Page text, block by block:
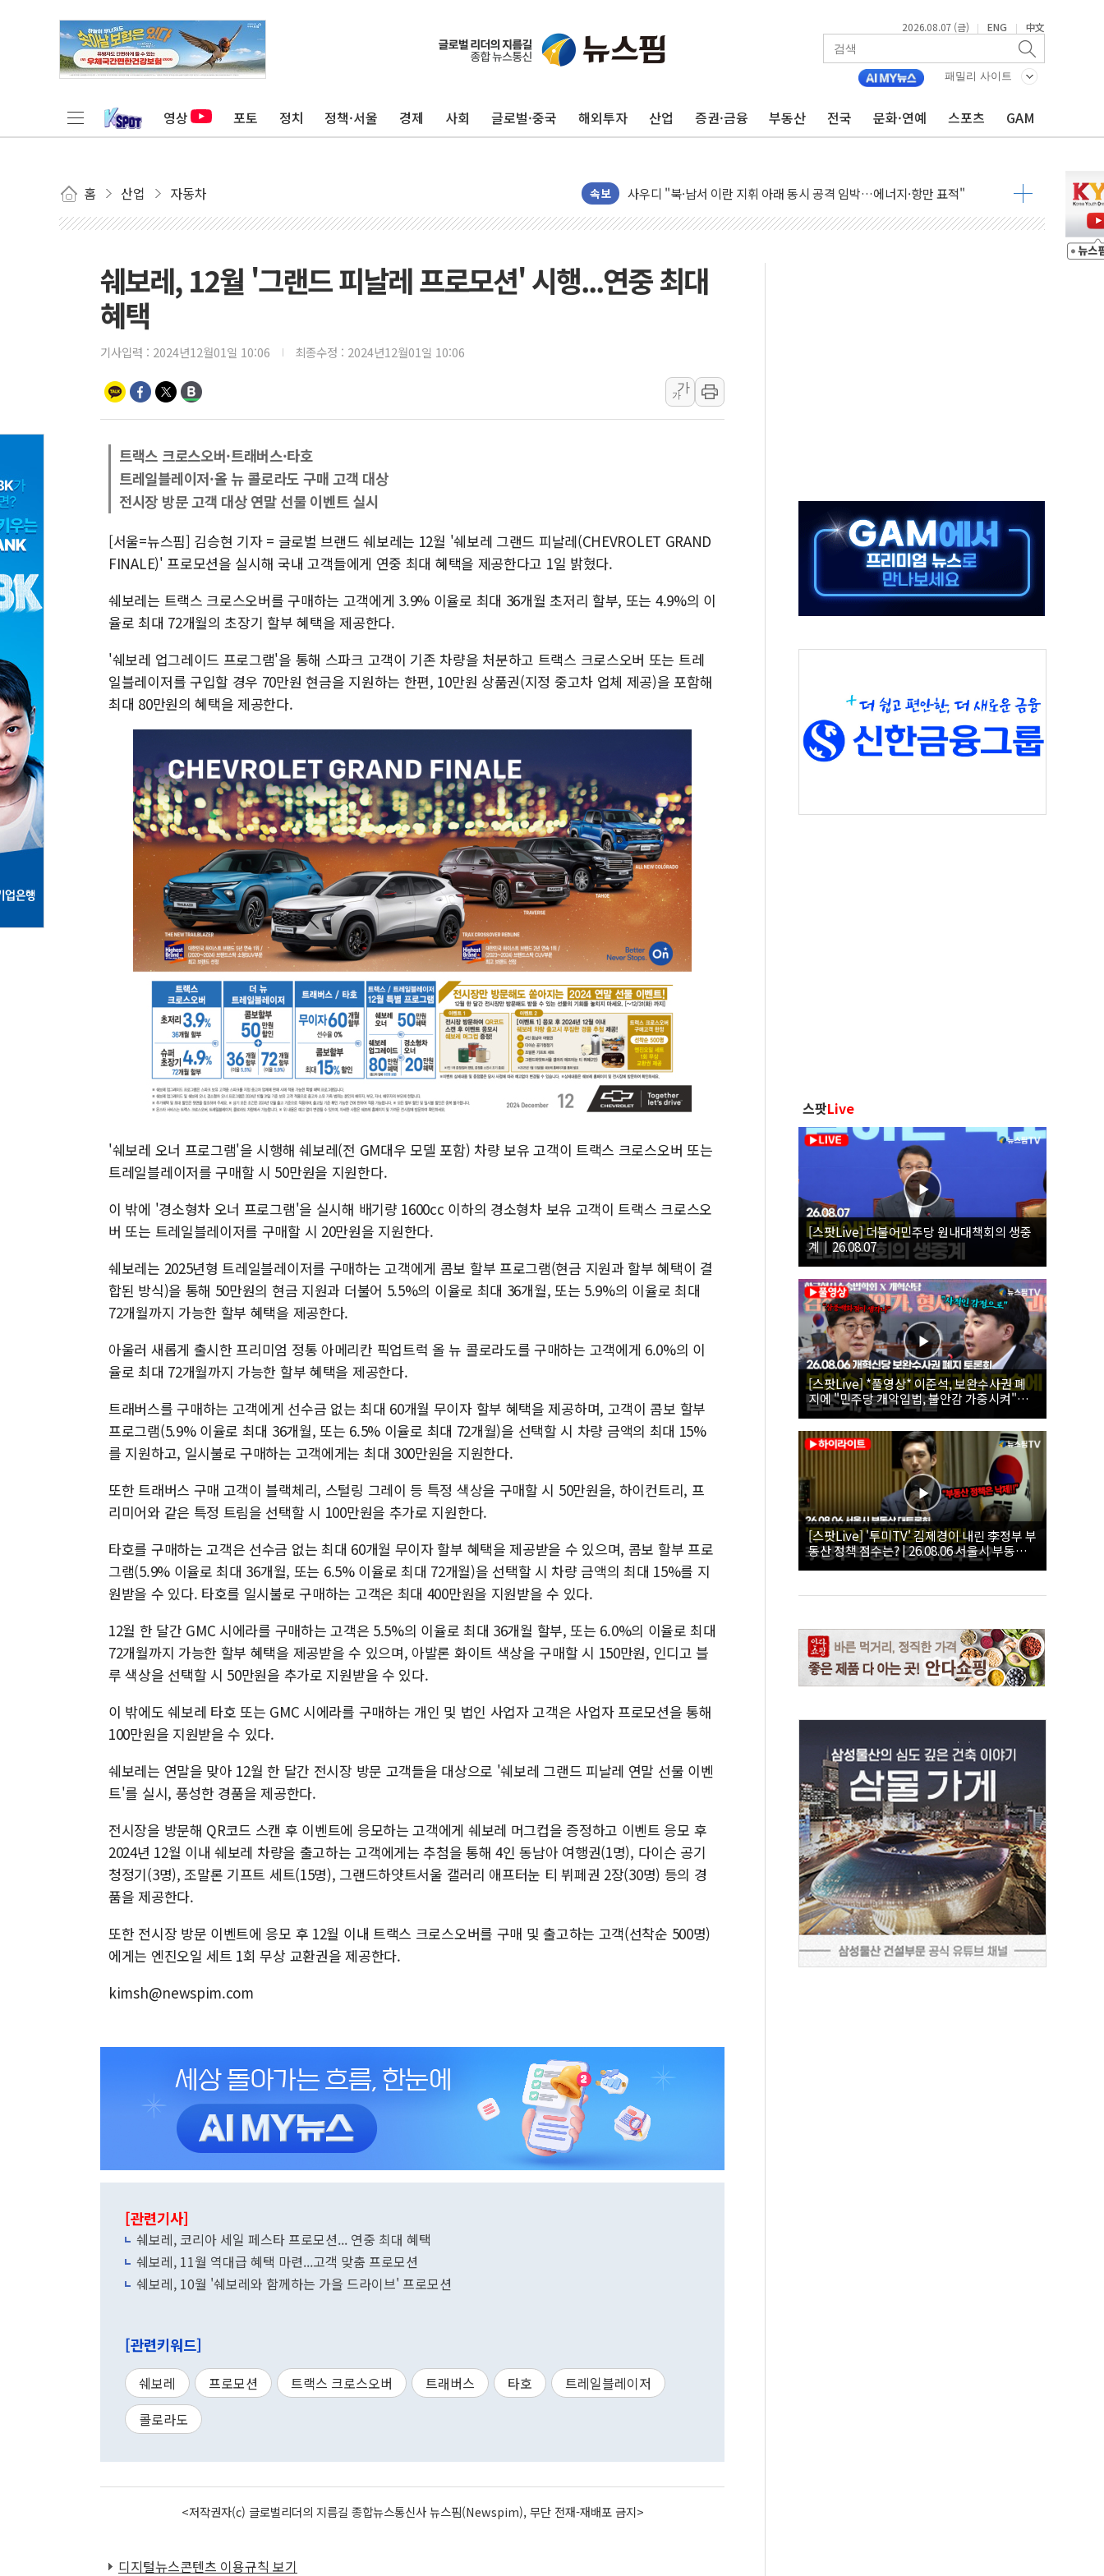
2026.08.07 (금) | ENG | 中文
패밀리 사이트
영상 포토 정치 정책·서울 경제 사회 글로벌·중국 해외투자 산업 증권·금융 부동산 전국 문화·연예 스포츠 GAM
홈 산업 자동차 속보
새온, '자율주행자동차 AI 미션 챌린지' 성료
오에스피, '세계 고양이의 날' 맞아 네이버와 대규모 프로모션
GLN인터내셔널, 방한 외국인 QR결제 서비스 확장 나선다
에이치시티 "에이치엔에이치바이오, 휴믹 흡수합병 완료"
폭염에 하루 온열질환자 208명…누적 사망자 23명·가축 83만마리 폐사
세븐일레븐, 쿠팡이츠와 손잡고 퀵커머스 확대
네이버, AI 투자로 숨 고르기…매출 16% 늘고 영업이익은 제자리
카카오스타일 지그재그, '직잭뷰티 페스타'…최대 91% 할인
[브라질증시] 금리 인하에도 추가 완화 불확실성에 1.2% 하락 마감
[뉴스핌 이 시각 PICK] 李, 오늘 부동산 2차 회의 外
카드사 고객 유입 창구 된 '트래블카드'…휴가철 넘어 장기 고객 묶는다
제나벨, 배우 공승연 브랜드 모델 발탁… 부산 광안서 약국 팝업스토어 운영
쉐보레, 12월 '그랜드 피날레 프로모션' 시행...연중 최대
혜택
기사입력 : 2024년12월01일 10:06 최종수정 : 2024년12월01일 10:06
가
가
트랙스 크로스오버·트래버스·타호
트레일블레이저·올 뉴 콜로라도 구매 고객 대상
전시장 방문 고객 대상 연말 선물 이벤트 실시
[서울=뉴스핌] 김승현 기자 = 글로벌 브랜드 쉐보레는 12월 '쉐보레 그랜드 피날레(CHEVROLET GRAND
FINALE)' 프로모션을 실시해 국내 고객들에게 연중 최대 혜택을 제공한다고 1일 밝혔다.
쉐보레는 트랙스 크로스오버를 구매하는 고객에게 3.9% 이율로 최대 36개월 초저리 할부, 또는 4.9%의 이
율로 최대 72개월의 초장기 할부 혜택을 제공한다.
'쉐보레 업그레이드 프로그램'을 통해 스파크 고객이 기존 차량을 처분하고 트랙스 크로스오버 또는 트레
일블레이저를 구입할 경우 70만원 현금을 지원하는 한편, 10만원 상품권(지정 중고차 업체 제공)을 포함해
최대 80만원의 혜택을 제공한다.
'쉐보레 오너 프로그램'을 시행해 쉐보레(전 GM대우 모델 포함) 차량 보유 고객이 트랙스 크로스오버 또는
트레일블레이저를 구매할 시 50만원을 지원한다.
이 밖에 '경소형차 오너 프로그램'을 실시해 배기량 1600cc 이하의 경소형차 보유 고객이 트랙스 크로스오
버 또는 트레일블레이저를 구매할 시 20만원을 지원한다.
쉐보레는 2025년형 트레일블레이저를 구매하는 고객에게 콤보 할부 프로그램(현금 지원과 할부 혜택이 결
합된 방식)을 통해 50만원의 현금 지원과 더불어 5.5%의 이율로 최대 36개월, 또는 5.9%의 이율로 최대
72개월까지 가능한 할부 혜택을 제공한다.
아울러 새롭게 출시한 프리미엄 정통 아메리칸 픽업트럭 올 뉴 콜로라도를 구매하는 고객에게 6.0%의 이
율로 최대 72개월까지 가능한 할부 혜택을 제공한다.
트래버스를 구매하는 고객에게 선수금 없는 최대 60개월 무이자 할부 혜택을 제공하며, 고객이 콤보 할부
프로그램(5.9% 이율로 최대 36개월, 또는 6.5% 이율로 최대 72개월)을 선택할 시 차량 금액의 최대 15%
를 지원하고, 일시불로 구매하는 고객에게는 최대 300만원을 지원한다.
또한 트래버스 구매 고객이 블랙체리, 스털링 그레이 등 특정 색상을 구매할 시 50만원을, 하이컨트리, 프
리미어와 같은 특정 트림을 선택할 시 100만원을 추가로 지원한다.
타호를 구매하는 고객은 선수금 없는 최대 60개월 무이자 할부 혜택을 제공받을 수 있으며, 콤보 할부 프로
그램(5.9% 이율로 최대 36개월, 또는 6.5% 이율로 최대 72개월)을 선택할 시 차량 금액의 최대 15%를 지
원받을 수 있다. 타호를 일시불로 구매하는 고객은 최대 400만원을 지원받을 수 있다.
12월 한 달간 GMC 시에라를 구매하는 고객은 5.5%의 이율로 최대 36개월 할부, 또는 6.0%의 이율로 최대
72개월까지 가능한 할부 혜택을 제공받을 수 있으며, 아발론 화이트 색상을 구매할 시 150만원, 인디고 블
루 색상을 선택할 시 50만원을 추가로 지원받을 수 있다.
이 밖에도 쉐보레 타호 또는 GMC 시에라를 구매하는 개인 및 법인 사업자 고객은 사업자 프로모션을 통해
100만원을 지원받을 수 있다.
쉐보레는 연말을 맞아 12월 한 달간 전시장 방문 고객들을 대상으로 '쉐보레 그랜드 피날레 연말 선물 이벤
트'를 실시, 풍성한 경품을 제공한다.
전시장을 방문해 QR코드 스캔 후 이벤트에 응모하는 고객에게 쉐보레 머그컵을 증정하고 이벤트 응모 후
2024년 12월 이내 쉐보레 차량을 출고하는 고객에게는 추첨을 통해 4인 동남아 여행권(1명), 다이슨 공기
청정기(3명), 조말론 기프트 세트(15명), 그랜드하얏트서울 갤러리 애프터눈 티 뷔페권 2장(30명) 등의 경
품을 제공한다.
또한 전시장 방문 이벤트에 응모 후 12월 이내 트랙스 크로스오버를 구매 및 출고하는 고객(선착순 500명)
에게는 엔진오일 세트 1회 무상 교환권을 제공한다.
kimsh@newspim.com
[관련기사]
쉐보레, 코리아 세일 페스타 프로모션... 연중 최대 혜택
쉐보레, 11월 역대급 혜택 마련...고객 맞춤 프로모션
쉐보레, 10월 '쉐보레와 함께하는 가을 드라이브' 프로모션
[관련키워드]
쉐보레 프로모션 트랙스 크로스오버 트래버스 타호
트레일블레이저
콜로라도
<저작권자(c) 글로벌리더의 지름길 종합뉴스통신사 뉴스핌(Newspim), 무단 전재-재배포 금지>
디지털뉴스콘텐츠 이용규칙 보기
스팟Live
[스팟Live] 더불어민주당 원내대책회의 생중
계｜26.08.07
[스팟Live] *풀영상* 이준석, 보완수사권 폐
지에 "민주당 개악입법, 불안감 가중시켜"｜
26.08.06 개혁신당 보완수사권 폐지 토론회
[스팟Live] '투미TV' 김제경이 내린 李정부 부
동산 정책 점수는? | 26.08.06 서울시 부동산
대토론회